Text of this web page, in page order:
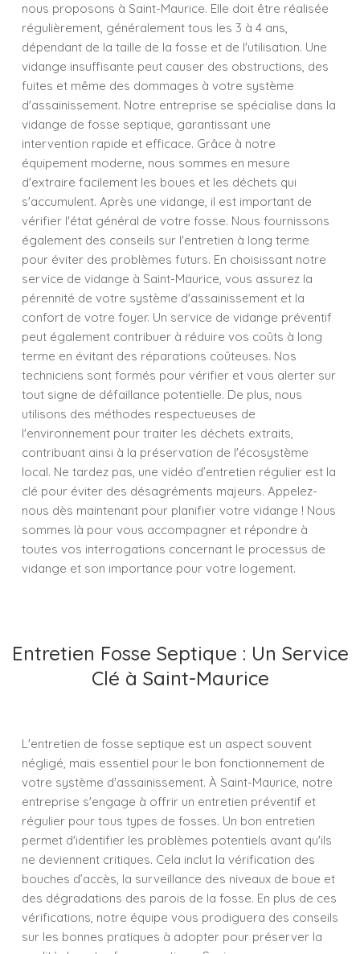
nous proposons à Saint-Maurice. Elle doit être réalisée
régulièrement, généralement tous les 3 à 4 ans,
dépendant de la taille de la fosse et de l'utilisation. Une
vidange insuffisante peut causer des obstructions, des
fuites et même des dommages à votre système
d'assainissement. Notre entreprise se spécialise dans la
vidange de fosse septique, garantissant une
intervention rapide et efficace. Grâce à notre
équipement moderne, nous sommes en mesure
d'extraire facilement les boues et les déchets qui
s'accumulent. Après une vidange, il est important de
vérifier l'état général de votre fosse. Nous fournissons
également des conseils sur l'entretien à long terme
pour éviter des problèmes futurs. En choisissant notre
service de vidange à Saint-Maurice, vous assurez la
pérennité de votre système d'assainissement et la
confort de votre foyer. Un service de vidange préventif
peut également contribuer à réduire vos coûts à long
terme en évitant des réparations coûteuses. Nos
techniciens sont formés pour vérifier et vous alerter sur
tout signe de défaillance potentielle. De plus, nous
utilisons des méthodes respectueuses de
l'environnement pour traiter les déchets extraits,
contribuant ainsi à la préservation de l'écosystème
local. Ne tardez pas, une vidéo d’entretien régulier est la
clé pour éviter des désagréments majeurs. Appelez-
nous dès maintenant pour planifier votre vidange ! Nous
sommes là pour vous accompagner et répondre à
toutes vos interrogations concernant le processus de
vidange et son importance pour votre logement.
Entretien Fosse Septique : Un Service
Clé à Saint-Maurice
L'entretien de fosse septique est un aspect souvent
négligé, mais essentiel pour le bon fonctionnement de
votre système d'assainissement. À Saint-Maurice, notre
entreprise s'engage à offrir un entretien préventif et
régulier pour tous types de fosses. Un bon entretien
permet d'identifier les problèmes potentiels avant qu'ils
ne deviennent critiques. Cela inclut la vérification des
bouches d’accès, la surveillance des niveaux de boue et
des dégradations des parois de la fosse. En plus de ces
vérifications, notre équipe vous prodiguera des conseils
sur les bonnes pratiques à adopter pour préserver la